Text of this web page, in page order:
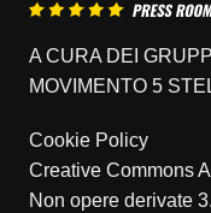
A CURA DEI
MOVIMENTO 5
Cookie Policy
Creative Commons
Non opere derivate